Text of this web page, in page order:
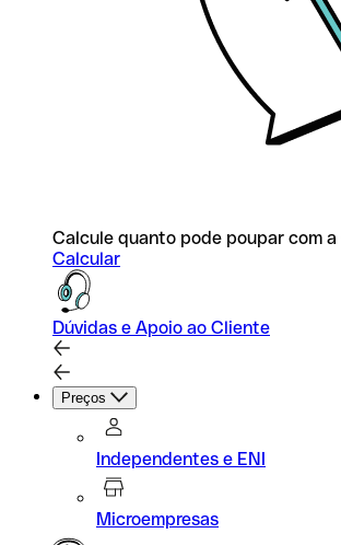
Calcule quanto pode poupar com a
Calcular
Dúvidas e Apoio ao Cliente
Preços
Independentes e ENI
Microempresas